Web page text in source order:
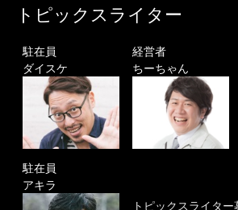
トピックスライター
駐在員
ダイスケ
経営者
ちーちゃん
駐在員
アキラ
トピックスライター